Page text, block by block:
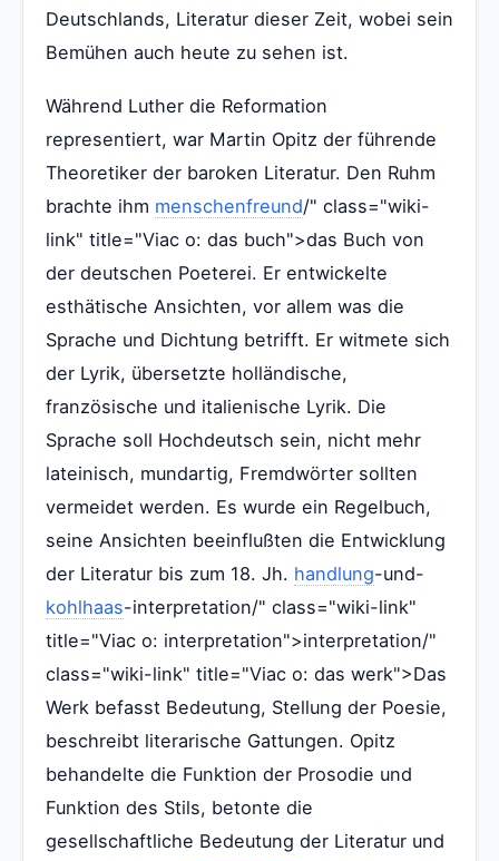
Deutschlands, Literatur dieser Zeit, wobei sein
Bemühen auch heute zu sehen ist.
Während Luther die Reformation
representiert, war Martin Opitz der führende
Theoretiker der baroken Literatur. Den Ruhm
brachte ihm menschenfreund/" class="wiki-
link" title="Viac o: das buch">das Buch von
der deutschen Poeterei. Er entwickelte
esthätische Ansichten, vor allem was die
Sprache und Dichtung betrifft. Er witmete sich
der Lyrik, übersetzte holländische,
französische und italienische Lyrik. Die
Sprache soll Hochdeutsch sein, nicht mehr
lateinisch, mundartig, Fremdwörter sollten
vermeidet werden. Es wurde ein Regelbuch,
seine Ansichten beeinflußten die Entwicklung
der Literatur bis zum 18. Jh. handlung-und-
kohlhaas-interpretation/" class="wiki-link"
title="Viac o: interpretation">interpretation/"
class="wiki-link" title="Viac o: das werk">Das
Werk befasst Bedeutung, Stellung der Poesie,
beschreibt literarische Gattungen. Opitz
behandelte die Funktion der Prosodie und
Funktion des Stils, betonte die
gesellschaftliche Bedeutung der Literatur und